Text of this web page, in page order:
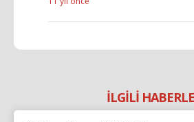
İLGİLİ